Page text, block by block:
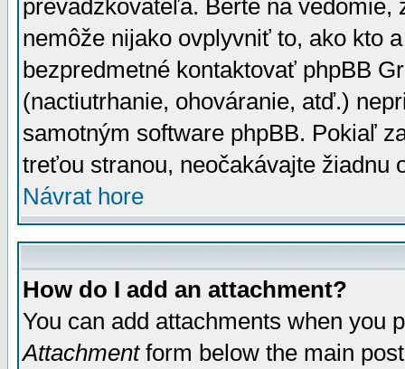
prevádzkovateľa. Berte na vedomie,
nemôže nijako ovplyvniť to, ako kto
bezpredmetné kontaktovať phpBB
(nactiutrhanie, ohováranie, atď.)
samotným software phpBB. Pokiaľ
treťou stranou, neočakávajte žiadnu
Návrat hore
How do I add an attachment?
You can add attachments when you
Attachmentform below the main